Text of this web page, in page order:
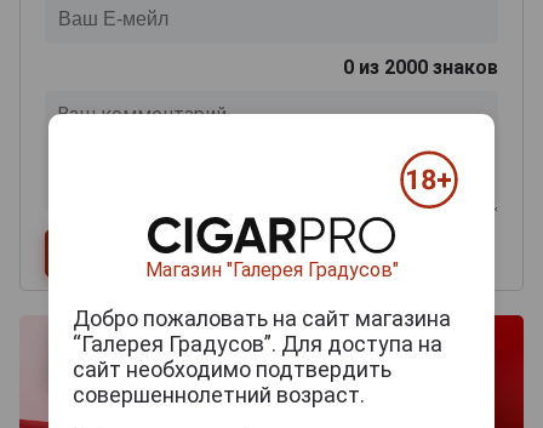
0 из 2000 знаков
Магазин "Галерея Градусов"
Добро пожаловать на сайт магазина
“Галерея Градусов”. Для доступа на
сайт необходимо подтвердить
совершеннолетний возраст.